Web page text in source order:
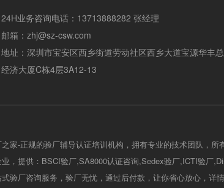
24H业务咨询电话：13713888282 张经理
邮箱：zhj@sz-csw.com
地址：深圳市宝安区西乡街道劳动社区西乡大道宝源华丰
经济大厦C栋4层3A12-13
家-正规的验厂辅导认证培训机构，拥有专业的技术团队，
业，提供：BSCI验厂,SA8000认证咨询,Sedex验厂,ICTI验厂
验厂咨询服务，验厂无忧，通过后付款，让你省心放心，详